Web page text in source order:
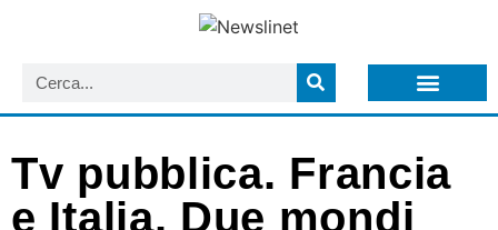
Tv pubblica. Francia
e Italia. Due mondi